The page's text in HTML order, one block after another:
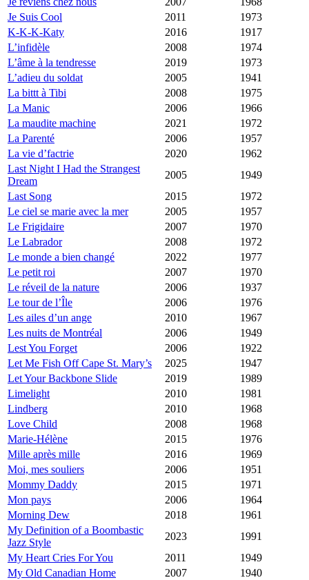
Je Suis Cool
2011
1973
K-K-K-Katy
2016
1917
L’infidèle
2008
1974
L’âme à la tendresse
2019
1973
L’adieu du soldat
2005
1941
La bittt à Tibi
2008
1975
La Manic
2006
1966
La maudite machine
2021
1972
La Parenté
2006
1957
La vie d’factrie
2020
1962
Last Night I Had the Strangest
Dream
2005
1949
Last Song
2015
1972
Le ciel se marie avec la mer
2005
1957
Le Frigidaire
2007
1970
Le Labrador
2008
1972
Le monde a bien changé
2022
1977
Le petit roi
2007
1970
Le réveil de la nature
2006
1937
Le tour de l’Île
2006
1976
Les ailes d’un ange
2010
1967
Les nuits de Montréal
2006
1949
Lest You Forget
2006
1922
Let Me Fish Off Cape St. Mary’s
2025
1947
Let Your Backbone Slide
2019
1989
Limelight
2010
1981
Lindberg
2010
1968
Love Child
2008
1968
Marie-Hélène
2015
1976
Mille après mille
2016
1969
Moi, mes souliers
2006
1951
Mommy Daddy
2015
1971
Mon pays
2006
1964
Morning Dew
2018
1961
My Definition of a Boombastic
Jazz Style
2023
1991
My Heart Cries For You
2011
1949
My Old Canadian Home
2007
1940